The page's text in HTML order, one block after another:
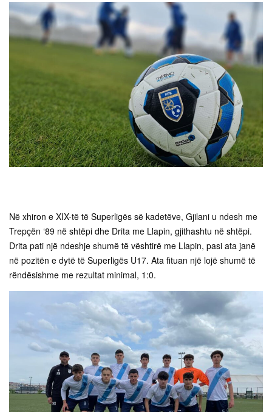
Në xhiron e XIX-të të Superligës së kadetëve, Gjilani u ndesh me
Trepçën ‘89 në shtëpi dhe Drita me Llapin, gjithashtu në shtëpi.
Drita pati një ndeshje shumë të vështirë me Llapin, pasi ata janë
në pozitën e dytë të Superligës U17. Ata fituan një lojë shumë të
rëndësishme me rezultat minimal, 1:0.